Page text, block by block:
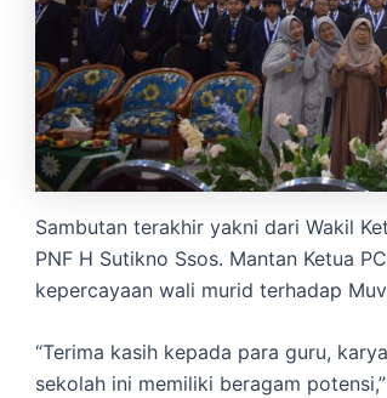
Sambutan terakhir yakni dari Wakil
PNF H Sutikno Ssos. Mantan Ketua
kepercayaan wali murid terhadap
“Terima kasih kepada para guru,
sekolah ini memiliki beragam